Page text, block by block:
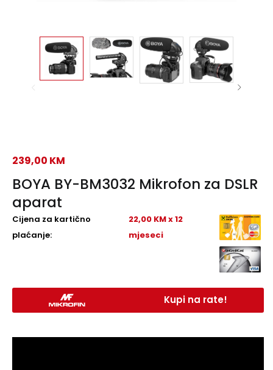
BOYA BY-BM3032 Mikrofon za DSLR
aparat
239,00 KM
Cijena za kartično
plaćanje:
22,00 KM x 12
mjeseci
Kupi na rate!